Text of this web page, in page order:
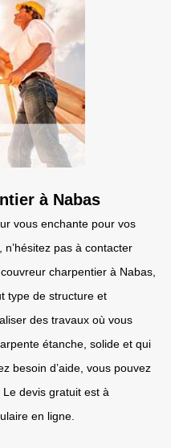
à Nabas
vous enchante pour vos
pas à contacter
charpentier à Nabas,
type de structure et
des travaux où vous
étanche, solide et qui
besoin d’aide, vous pouvez
devis gratuit est à
en ligne.